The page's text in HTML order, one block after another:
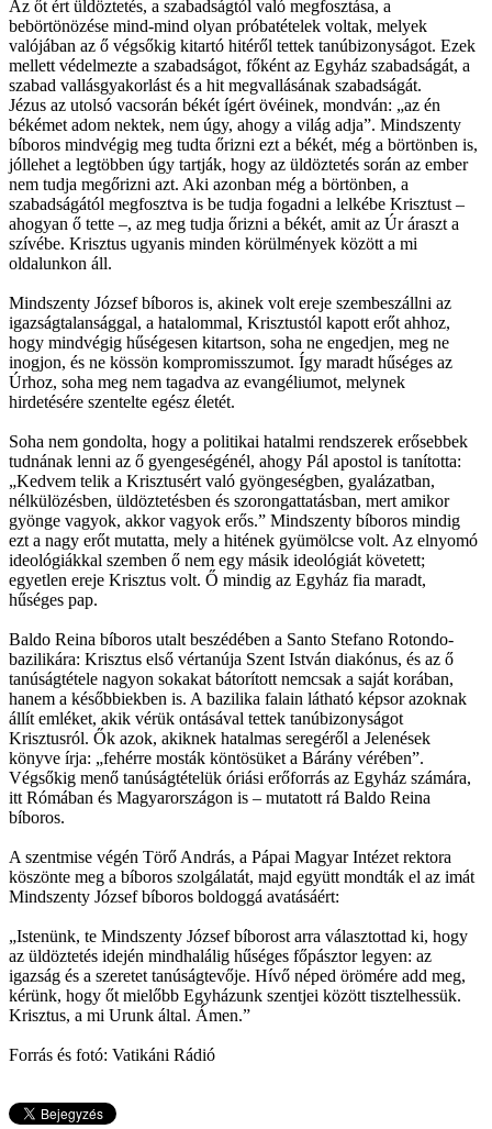
Az őt ért üldöztetés, a szabadságtól való megfosztása, a
bebörtönözése mind-mind olyan próbatételek voltak, melyek
valójában az ő végsőkig kitartó hitéről tettek tanúbizonyságot. Ezek
mellett védelmezte a szabadságot, főként az Egyház szabadságát, a
szabad vallásgyakorlást és a hit megvallásának szabadságát.
Jézus az utolsó vacsorán békét ígért övéinek, mondván: „az én
békémet adom nektek, nem úgy, ahogy a világ adja”. Mindszenty
bíboros mindvégig meg tudta őrizni ezt a békét, még a börtönben is,
jóllehet a legtöbben úgy tartják, hogy az üldöztetés során az ember
nem tudja megőrizni azt. Aki azonban még a börtönben, a
szabadságától megfosztva is be tudja fogadni a lelkébe Krisztust –
ahogyan ő tette –, az meg tudja őrizni a békét, amit az Úr áraszt a
szívébe. Krisztus ugyanis minden körülmények között a mi
oldalunkon áll.
Mindszenty József bíboros is, akinek volt ereje szembeszállni az
igazságtalansággal, a hatalommal, Krisztustól kapott erőt ahhoz,
hogy mindvégig hűségesen kitartson, soha ne engedjen, meg ne
inogjon, és ne kössön kompromisszumot. Így maradt hűséges az
Úrhoz, soha meg nem tagadva az evangéliumot, melynek
hirdetésére szentelte egész életét.
Soha nem gondolta, hogy a politikai hatalmi rendszerek erősebbek
tudnának lenni az ő gyengeségénél, ahogy Pál apostol is tanította:
„Kedvem telik a Krisztusért való gyöngeségben, gyalázatban,
nélkülözésben, üldöztetésben és szorongattatásban, mert amikor
gyönge vagyok, akkor vagyok erős.” Mindszenty bíboros mindig
ezt a nagy erőt mutatta, mely a hitének gyümölcse volt. Az elnyomó
ideológiákkal szemben ő nem egy másik ideológiát követett;
egyetlen ereje Krisztus volt. Ő mindig az Egyház fia maradt,
hűséges pap.
Baldo Reina bíboros utalt beszédében a Santo Stefano Rotondo-
bazilikára: Krisztus első vértanúja Szent István diakónus, és az ő
tanúságtétele nagyon sokakat bátorított nemcsak a saját korában,
hanem a későbbiekben is. A bazilika falain látható képsor azoknak
állít emléket, akik vérük ontásával tettek tanúbizonyságot
Krisztusról. Ők azok, akiknek hatalmas seregéről a Jelenések
könyve írja: „fehérre mosták köntösüket a Bárány vérében”.
Végsőkig menő tanúságtételük óriási erőforrás az Egyház számára,
itt Rómában és Magyarországon is – mutatott rá Baldo Reina
bíboros.
A szentmise végén Törő András, a Pápai Magyar Intézet rektora
köszönte meg a bíboros szolgálatát, majd együtt mondták el az imát
Mindszenty József bíboros boldoggá avatásáért:
„Istenünk, te Mindszenty József bíborost arra választottad ki, hogy
az üldöztetés idején mindhalálig hűséges főpásztor legyen: az
igazság és a szeretet tanúságtevője. Hívő néped örömére add meg,
kérünk, hogy őt mielőbb Egyházunk szentjei között tisztelhessük.
Krisztus, a mi Urunk által. Ámen.”
Forrás és fotó: Vatikáni Rádió